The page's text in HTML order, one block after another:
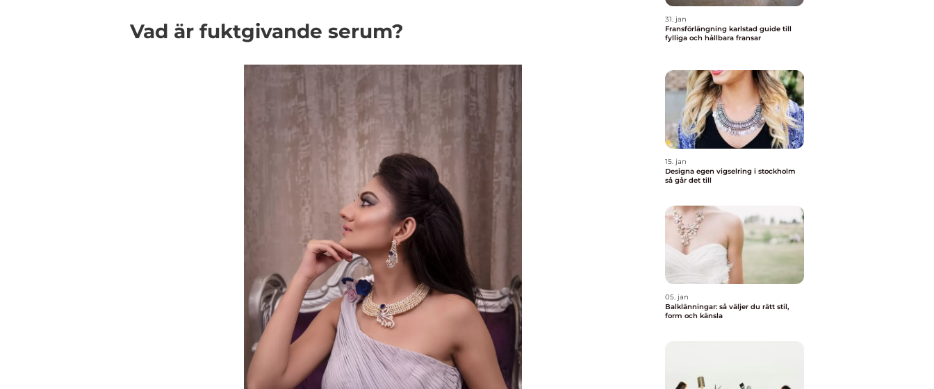
Vad är fuktgivande serum?
31. jan
Fransförlängning karlstad guide till
fylliga och hållbara fransar
15. jan
Designa egen vigselring i stockholm
så går det till
05. jan
Balklänningar: så väljer du rätt stil,
form och känsla